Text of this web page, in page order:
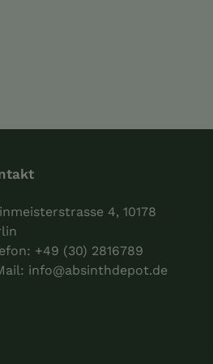
4, 10178
+49 (30) 2816789
info@absinthdepot.de